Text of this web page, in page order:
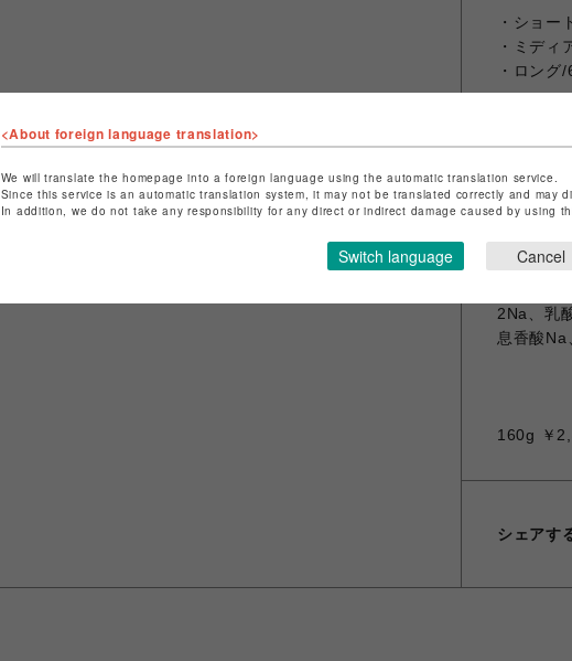
・ショー
・ミディ
・ロング
●【成分】
水、DME
11酢酸
ルムK、
トール
2Na、乳
息香酸Na
160g ￥
シェアす
<About foreign language translation>
We will translate the homepage into a foreign language using the automatic translation service.
Since this service is an automatic translation system, it may not be translated correctly and
In addition, we do not take any responsibility for any direct or indirect damage caused by using
Switch language Cancel